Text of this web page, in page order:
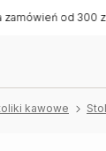
od 300 zł
kawowe